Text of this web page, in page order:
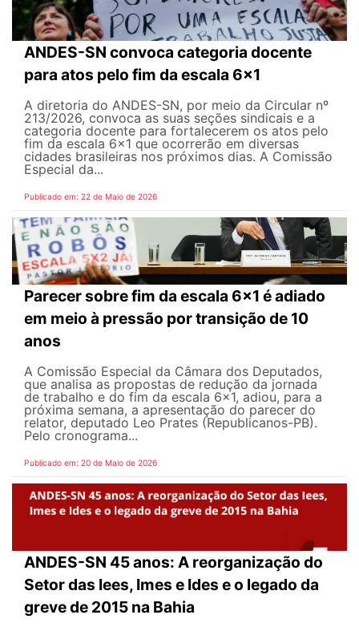
ANDES-SN convoca categoria docente
para atos pelo fim da escala 6x1
A diretoria do ANDES-SN, por meio da Circular nº
213/2026, convoca as suas seções sindicais e a
categoria docente para fortalecerem os atos pelo
fim da escala 6x1 que ocorrerão em diversas
cidades brasileiras nos próximos dias. A Comissão
Especial da...
Publicado em: 22 de Maio de 2026
Parecer sobre fim da escala 6x1 é adiado
em meio à pressão por transição de 10
anos
A Comissão Especial da Câmara dos Deputados,
que analisa as propostas de redução da jornada
de trabalho e do fim da escala 6x1, adiou, para a
próxima semana, a apresentação do parecer do
relator, deputado Leo Prates (Republicanos-PB).
Pelo cronograma...
Publicado em: 20 de Maio de 2026
ANDES-SN 45 anos: A reorganização do
Setor das Iees, Imes e Ides e o legado da
greve de 2015 na Bahia